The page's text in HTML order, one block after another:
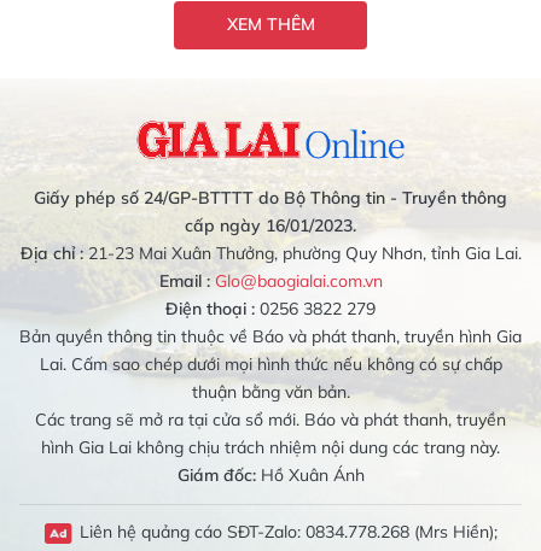
XEM THÊM
Giấy phép số 24/GP-BTTTT do Bộ Thông tin - Truyền thông
cấp ngày 16/01/2023.
Địa chỉ :21-23 Mai Xuân Thưởng, phường Quy Nhơn, tỉnh Gia Lai.
Email : Glo@baogialai.com.vn
Điện thoại : 0256 3822 279
Bản quyền thông tin thuộc về Báo và phát thanh, truyền hình Gia
Lai. Cấm sao chép dưới mọi hình thức nếu không có sự chấp
thuận bằng văn bản.
Các trang sẽ mở ra tại cửa sổ mới. Báo và phát thanh, truyền
hình Gia Lai không chịu trách nhiệm nội dung các trang này.
Giám đốc:Hồ Xuân Ánh
Liên hệ quảng cáo SĐT-Zalo: 0834.778.268 (Mrs Hiền);